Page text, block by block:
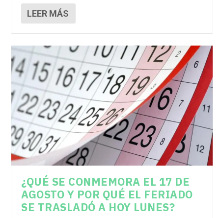
LEER MÁS
¿QUÉ SE CONMEMORA EL 17 DE
AGOSTO Y POR QUÉ EL FERIADO
SE TRASLADÓ A HOY LUNES?